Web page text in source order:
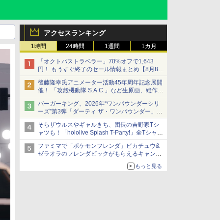
アクセスランキング
1時間 24時間 1週間 1カ月
「オクトパストラベラー」70%オフで1,643
円！ もうすぐ終了のセール情報まとめ【8月8日
更新】
ニンテンドーeショップでは「大神 絶景版」が
67%オフで990円
後藤隆幸氏アニメーター活動45年周年記念展開
催！ 「攻殻機動隊 S.A.C.」など生原画、総作画
監督修正が展示
バーガーキング、2026年“ワンパウンダーシリ
ーズ”第3弾「ダーティ ザ・ワンパウンダー」を
8月7日発売
「特製ガーリックマヨソース」を使用した超大
型チーズバーガー
そらザウルスやギャルきち、団長の吉野家Tシ
ャツも！「hololive Splash T-Party!」全Tシャツ
ラインナップ公開＆オンライン販売開始
ファミマで「ポケモンフレンダ」ピカチュウ&
ゼラオラのフレンダピックがもらえるキャンペ
もっと見る